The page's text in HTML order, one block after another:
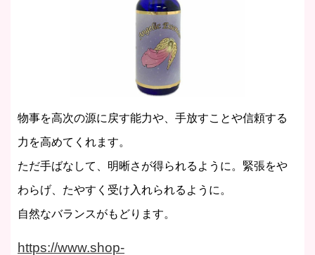
物事を高次の源に戻す能力や、手放すことや信頼する
力を高めてくれます。
ただ手ばなして、明晰さが得られるように。緊張をや
わらげ、たやすく受け入れられるように。
自然なバランスがもどります。
https://www.shop-